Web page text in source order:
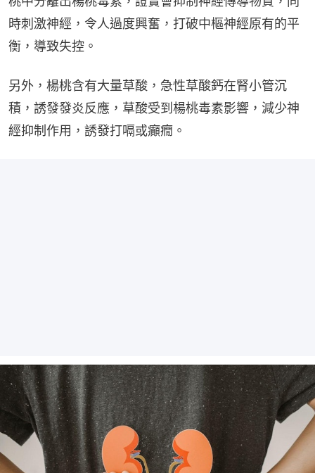
時刺激神經，令人過度興奮，打破中樞神經原有的平
衡，導致失控。
另外，楊桃含有大量草酸，急性草酸鈣在腎小管沉
積，誘發發炎反應，草酸受到楊桃毒素影響，減少神
經抑制作用，誘發打嗝或癲癇。